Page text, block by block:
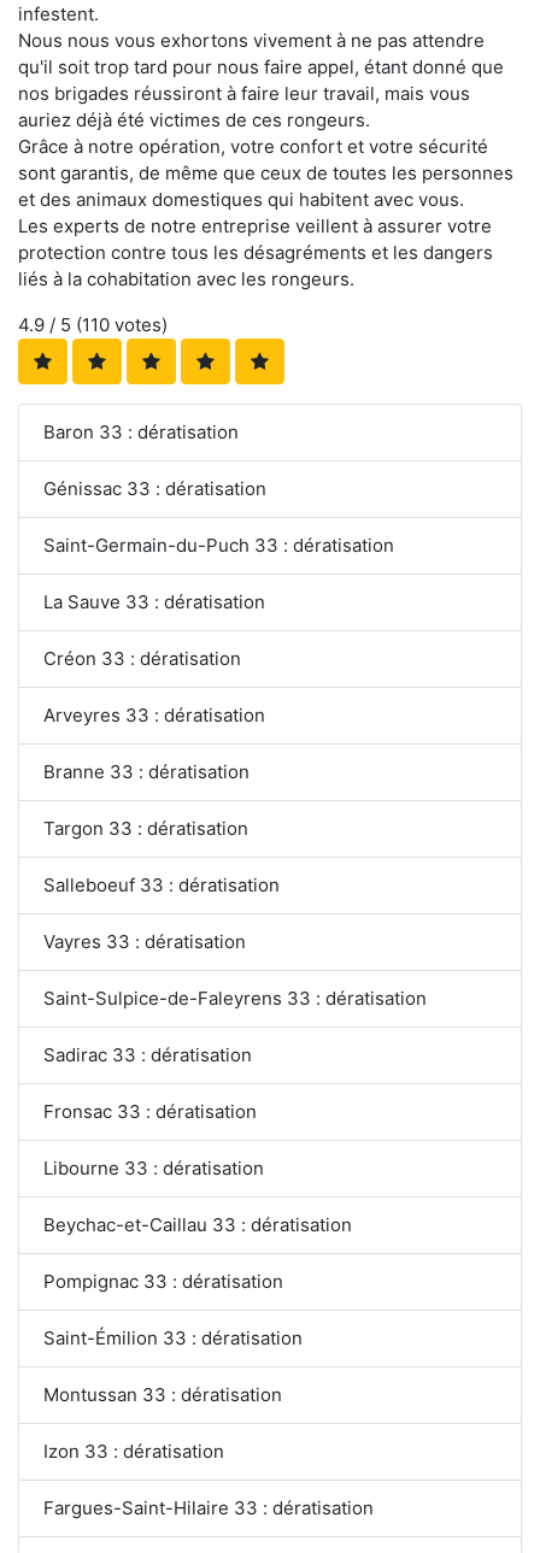
infestent.
Nous nous vous exhortons vivement à ne pas attendre
qu'il soit trop tard pour nous faire appel, étant donné que
nos brigades réussiront à faire leur travail, mais vous
auriez déjà été victimes de ces rongeurs.
Grâce à notre opération, votre confort et votre sécurité
sont garantis, de même que ceux de toutes les personnes
et des animaux domestiques qui habitent avec vous.
Les experts de notre entreprise veillent à assurer votre
protection contre tous les désagréments et les dangers
liés à la cohabitation avec les rongeurs.
4.9 / 5 (110 votes)
Baron 33 : dératisation
Génissac 33 : dératisation
Saint-Germain-du-Puch 33 : dératisation
La Sauve 33 : dératisation
Créon 33 : dératisation
Arveyres 33 : dératisation
Branne 33 : dératisation
Targon 33 : dératisation
Salleboeuf 33 : dératisation
Vayres 33 : dératisation
Saint-Sulpice-de-Faleyrens 33 : dératisation
Sadirac 33 : dératisation
Fronsac 33 : dératisation
Libourne 33 : dératisation
Beychac-et-Caillau 33 : dératisation
Pompignac 33 : dératisation
Saint-Émilion 33 : dératisation
Montussan 33 : dératisation
Izon 33 : dératisation
Fargues-Saint-Hilaire 33 : dératisation